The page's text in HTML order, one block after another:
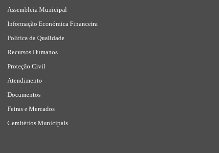
Assembleia Municipal
Informação Económica Financeira
Política da Qualidade
Recursos Humanos
Proteção Civil
Atendimento
Documentos
Feiras e Mercados
Cemitérios Municipais